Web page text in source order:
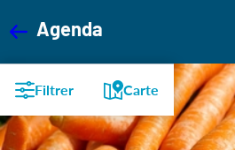
Agenda
Filtrer Carte